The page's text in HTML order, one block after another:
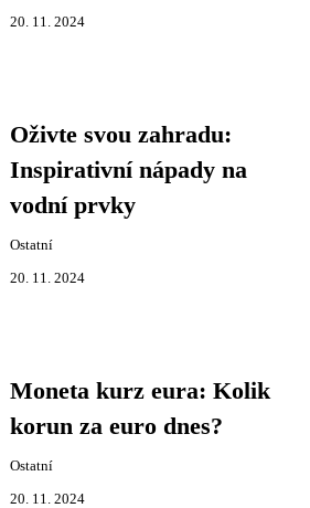
20. 11. 2024
Oživte svou zahradu:
Inspirativní nápady na
vodní prvky
Ostatní
20. 11. 2024
Moneta kurz eura: Kolik
korun za euro dnes?
Ostatní
20. 11. 2024